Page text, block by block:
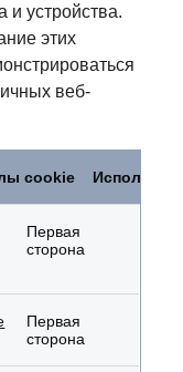
и устройства.
этих
веб-
cookie
Первая
сторона
Первая
сторона